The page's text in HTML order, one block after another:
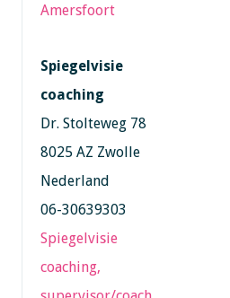
Amersfoort
Spiegelvisie
coaching
Dr. Stolteweg 78
8025 AZ Zwolle
Nederland
06-30639303
Spiegelvisie
coaching,